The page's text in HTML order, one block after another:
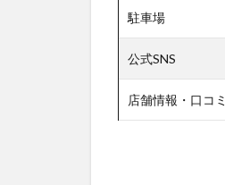
駐車場
公式SNS
店舗情報・口コミ